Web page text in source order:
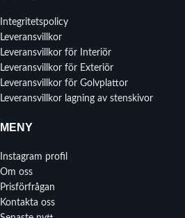
Integritetspolicy
Leveransvillkor
Leveransvillkor för Interiör
Leveransvillkor för Exteriör
Leveransvillkor för Golvplattor
Leveransvillkor lagning av stenskivor
MENY
Instagram profil
Om oss
Prisförfrågan
Kontakta oss